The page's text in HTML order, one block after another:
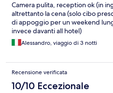
Camera pulita, reception ok (in
altrettanto la cena (solo cibo
di appoggio per un weekend
invece davanti all hotel)
Alessandro, viaggio di 3 notti
Recensione verificata
10/10 Eccezionale